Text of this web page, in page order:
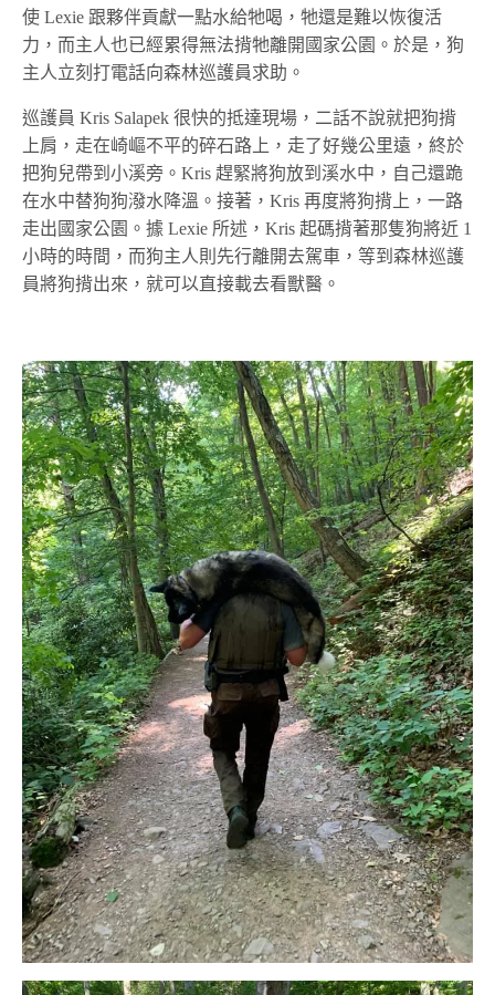
使 Lexie 跟夥伴貢獻一點水給牠喝，牠還是難以恢復活
力，而主人也已經累得無法揹牠離開國家公園。於是，狗
主人立刻打電話向森林巡護員求助。
巡護員 Kris Salapek 很快的抵達現場，二話不說就把狗揹
上肩，走在崎嶇不平的碎石路上，走了好幾公里遠，終於
把狗兒帶到小溪旁。Kris 趕緊將狗放到溪水中，自己還跪
在水中替狗狗潑水降溫。接著，Kris 再度將狗揹上，一路
走出國家公園。據 Lexie 所述，Kris 起碼揹著那隻狗將近 1
小時的時間，而狗主人則先行離開去駕車，等到森林巡護
員將狗揹出來，就可以直接載去看獸醫。